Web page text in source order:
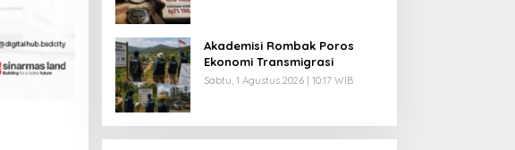
Akademisi Rombak Poros
Ekonomi Transmigrasi
Sabtu, 1 Agustus 2026 | 10:17 WIB